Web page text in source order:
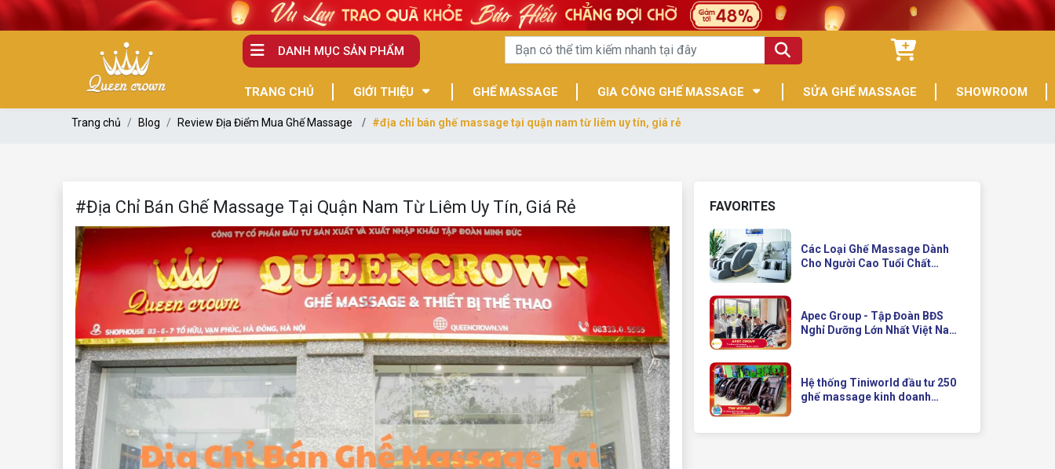
DANH MỤC SẢN PHẨM
TRANG CHỦ GIỚI THIỆU GHẾ MASSAGE GIA CÔNG GHẾ MASSAGE SỬA GHẾ MASSAGE SHOWROOM
Trang chủ Blog Review Địa Điểm Mua Ghế Massage #địa chỉ bán ghế massage tại quận nam từ liêm uy tín, giá rẻ
#Địa Chỉ Bán Ghế Massage Tại Quận Nam Từ Liêm Uy Tín, Giá Rẻ FAVORITES
Các Loại Ghế Massage Dành
Cho Người Cao Tuổi Chất
Apec Group - Tập Đoàn BĐS
Nghỉ Dưỡng Lớn Nhất Việt Nam
Hệ thống Tiniworld đầu tư 250
ghế massage kinh doanh